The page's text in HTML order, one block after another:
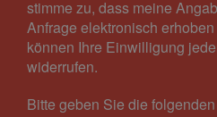
stimme zu, dass meine
Anfrage elektronisch
können Ihre Einwilligung
widerrufen.
Bitte geben Sie die